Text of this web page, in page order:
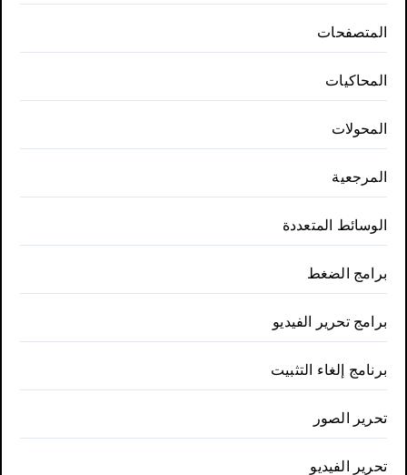
المتصفحات
المحاكيات
المحولات
المرجعية
الوسائط المتعددة
برامج الضغط
برامج تحرير الفيديو
برنامج إلغاء التثبيت
تحرير الصور
تحرير الفيديو